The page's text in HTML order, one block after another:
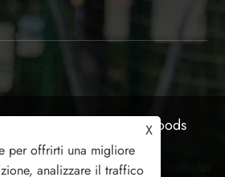
Jinlangte Sports Goods
X
per offrirti una migliore
analizzare il traffico